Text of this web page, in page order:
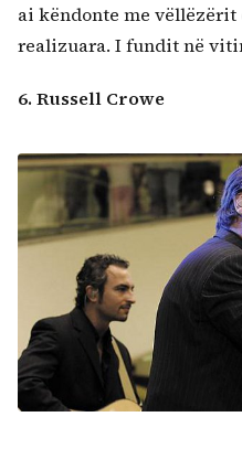
ai këndonte me vëllëzërit
realizuara. I fundit në
6. Russell Crowe